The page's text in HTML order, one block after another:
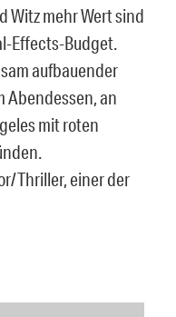
Witz mehr Wert sind
Effects-Budget.
aufbauender
Abendessen, an
mit roten
Thriller, einer der